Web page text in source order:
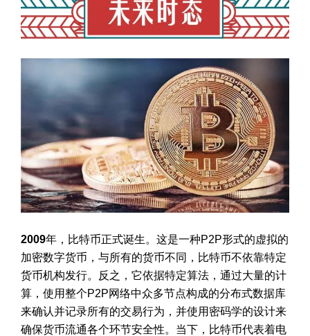
2009年，比特币正式诞生。这是一种P2P形式的虚拟的
加密数字货币，与所有的货币不同，比特币不依靠特定
货币机构发行。反之，它依据特定算法，通过大量的计
算，使用整个P2P网络中众多节点构成的分布式数据库
来确认并记录所有的交易行为，并使用密码学的设计来
确保货币流通各个环节安全性。当下，比特币代表着电